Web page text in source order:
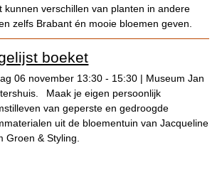
kunnen verschillen van planten in andere
zelfs Brabant én mooie bloemen geven.
boeket
06 november 13:30 - 15:30 | Museum Jan
Maak je eigen persoonlijk
van geperste en gedroogde
uit de bloementuin van Jacqueline
Groen & Styling.